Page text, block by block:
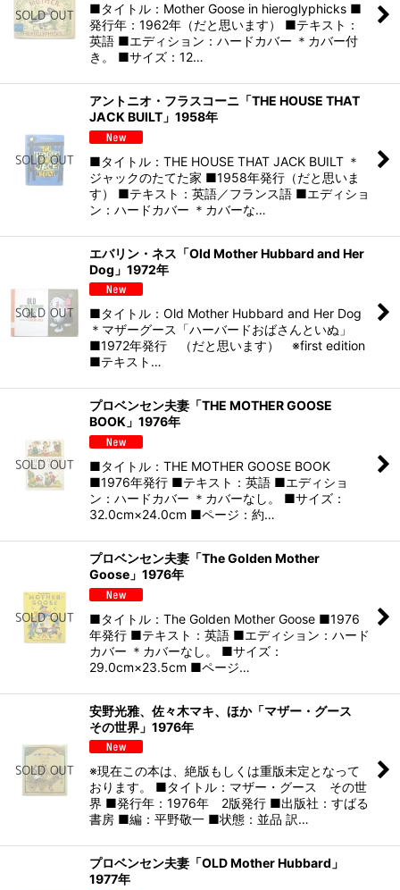
■タイトル：Mother Goose in hieroglyphicks ■
発行年：1962年（だと思います） ■テキスト：
英語 ■エディション：ハードカバー ＊カバー付
き。 ■サイズ：12…
アントニオ・フラスコーニ「THE HOUSE THAT
JACK BUILT」1958年
■タイトル：THE HOUSE THAT JACK BUILT ＊
ジャックのたてた家 ■1958年発行（だと思いま
す） ■テキスト：英語／フランス語 ■エディショ
ン：ハードカバー ＊カバーな…
エバリン・ネス「Old Mother Hubbard and Her
Dog」1972年
■タイトル：Old Mother Hubbard and Her Dog
＊マザーグース「ハーバードおばさんといぬ」
■1972年発行 （だと思います） ※first edition
■テキスト…
プロベンセン夫妻「THE MOTHER GOOSE
BOOK」1976年
■タイトル：THE MOTHER GOOSE BOOK
■1976年発行 ■テキスト：英語 ■エディショ
ン：ハードカバー ＊カバーなし。 ■サイズ：
32.0cm×24.0cm ■ページ：約…
プロベンセン夫妻「The Golden Mother
Goose」1976年
■タイトル：The Golden Mother Goose ■1976
年発行 ■テキスト：英語 ■エディション：ハード
カバー ＊カバーなし。 ■サイズ：
29.0cm×23.5cm ■ページ…
安野光雅、佐々木マキ、ほか「マザー・グース
その世界」1976年
※現在この本は、絶版もしくは重版未定となって
おります。 ■タイトル：マザー・グース その世
界 ■発行年：1976年 2版発行 ■出版社：すばる
書房 ■編：平野敬一 ■状態：並品 訳…
プロベンセン夫妻「OLD Mother Hubbard」
1977年